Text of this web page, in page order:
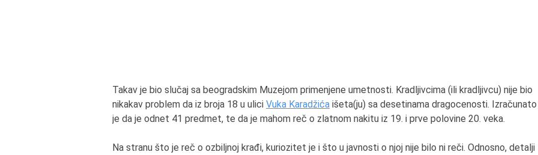
Takav je bio slučaj sa beogradskim Muzejom primenjene umetnosti. Kradljivcima (ili kradljivcu) nije bio
nikakav problem da iz broja 18 u ulici Vuka Karadžića išeta(ju) sa desetinama dragocenosti. Izračunato
je da je odnet 41 predmet, te da je mahom reč o zlatnom nakitu iz 19. i prve polovine 20. veka.
Na stranu što je reč o ozbiljnoj krađi, kuriozitet je i što u javnosti o njoj nije bilo ni reči. Odnosno, detalji